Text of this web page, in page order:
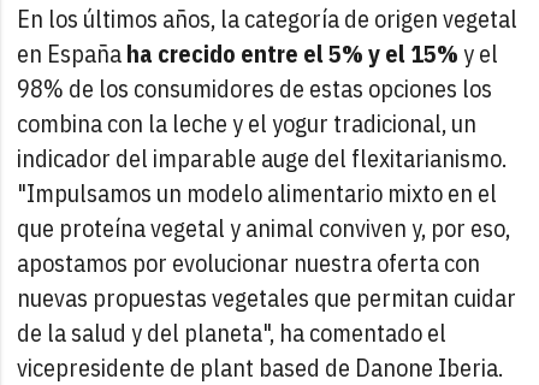
En los últimos años, la categoría de origen vegetal
en Españaha crecido entre el 5% y el 15%y el
98% de los consumidores de estas opciones los
combina con la leche y el yogur tradicional, un
indicador del imparable auge del flexitarianismo.
"Impulsamos un modelo alimentario mixto en el
que proteína vegetal y animal conviven y, por eso,
apostamos por evolucionar nuestra oferta con
nuevas propuestas vegetales que permitan cuidar
de la salud y del planeta", ha comentado el
vicepresidente de plant based de Danone Iberia.